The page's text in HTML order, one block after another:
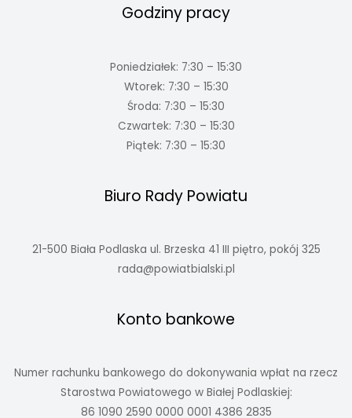
Godziny pracy
Poniedziałek: 7:30 – 15:30
Wtorek: 7:30 – 15:30
Środa: 7:30 – 15:30
Czwartek: 7:30 – 15:30
Piątek: 7:30 – 15:30
Biuro Rady Powiatu
21-500 Biała Podlaska ul. Brzeska 41 III piętro, pokój 325
rada@powiatbialski.pl
Konto bankowe
Numer rachunku bankowego do dokonywania wpłat na rzecz
Starostwa Powiatowego w Białej Podlaskiej:
86 1090 2590 0000 0001 4386 2835